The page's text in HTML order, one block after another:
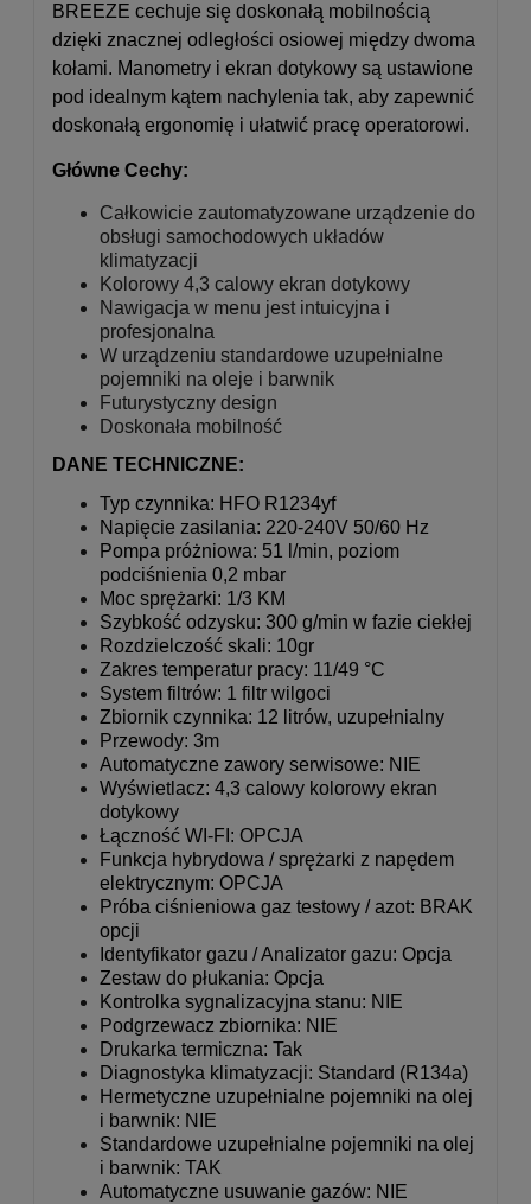
BREEZE cechuje się doskonałą mobilnością
dzięki znacznej odległości osiowej między dwoma
kołami. Manometry i ekran dotykowy są ustawione
pod idealnym kątem nachylenia tak, aby zapewnić
doskonałą ergonomię i ułatwić pracę operatorowi.
Główne Cechy:
Całkowicie zautomatyzowane urządzenie do
obsługi samochodowych układów
klimatyzacji
Kolorowy 4,3 calowy ekran dotykowy
Nawigacja w menu jest intuicyjna i
profesjonalna
W urządzeniu standardowe uzupełnialne
pojemniki na oleje i barwnik
Futurystyczny design
Doskonała mobilność
DANE TECHNICZNE:
Typ czynnika: HFO R1234yf
Napięcie zasilania: 220-240V 50/60 Hz
Pompa próżniowa: 51 l/min, poziom
podciśnienia 0,2 mbar
Moc sprężarki: 1/3 KM
Szybkość odzysku: 300 g/min w fazie ciekłej
Rozdzielczość skali: 10gr
Zakres temperatur pracy: 11/49 °C
System filtrów: 1 filtr wilgoci
Zbiornik czynnika: 12 litrów, uzupełnialny
Przewody: 3m
Automatyczne zawory serwisowe: NIE
Wyświetlacz: 4,3 calowy kolorowy ekran
dotykowy
Łączność WI-FI: OPCJA
Funkcja hybrydowa / sprężarki z napędem
elektrycznym: OPCJA
Próba ciśnieniowa gaz testowy / azot: BRAK
opcji
Identyfikator gazu / Analizator gazu: Opcja
Zestaw do płukania: Opcja
Kontrolka sygnalizacyjna stanu: NIE
Podgrzewacz zbiornika: NIE
Drukarka termiczna: Tak
Diagnostyka klimatyzacji: Standard (R134a)
Hermetyczne uzupełnialne pojemniki na olej
i barwnik: NIE
Standardowe uzupełnialne pojemniki na olej
i barwnik: TAK
Automatyczne usuwanie gazów: NIE